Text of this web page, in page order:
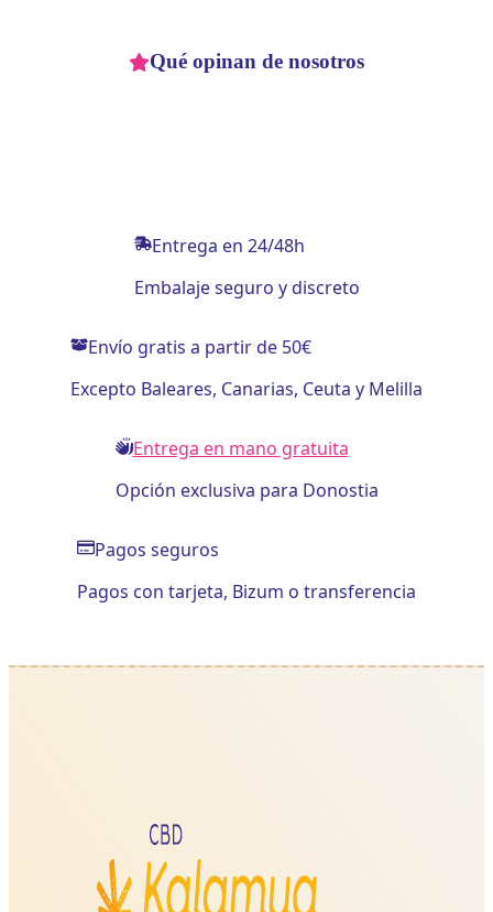
Qué opinan de nosotros
Entrega en 24/48h
Embalaje seguro y discreto
Envío gratis a partir de 50€
Excepto Baleares, Canarias, Ceuta y Melilla
Entrega en mano gratuita
Opción exclusiva para Donostia
Pagos seguros
Pagos con tarjeta, Bizum o transferencia